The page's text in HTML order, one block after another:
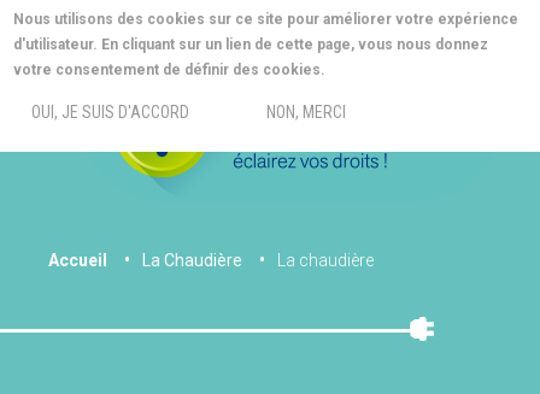
Nous utilisons des cookies sur ce site pour améliorer votre expérience
d'utilisateur. En cliquant sur un lien de cette page, vous nous donnez
votre consentement de définir des cookies.
OUI, JE SUIS D'ACCORD NON, MERCI
Aller
au
contenu
MENU
You
here
Accueil La Chaudière La chaudière